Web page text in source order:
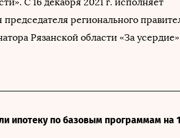
регионального
Рязанской области «За
ипотеку по базовым программам на